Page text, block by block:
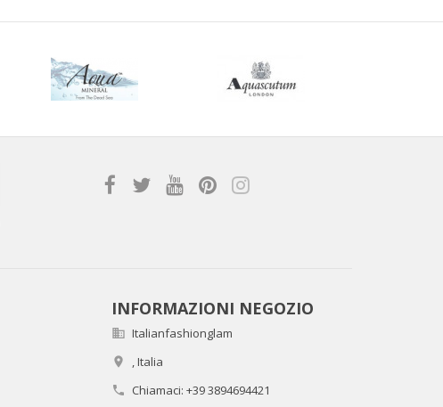
INFORMAZIONI NEGOZIO
 Italianfashionglam
 ,Italia
 Chiamaci: +39 3894694421